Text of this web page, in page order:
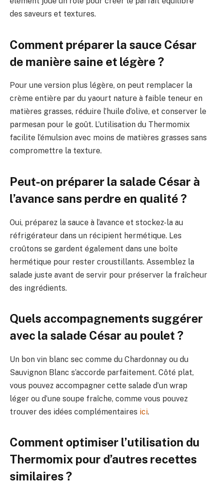
des saveurs et textures.
Comment préparer la sauce César
de manière saine et légère ?
Pour une version plus légère, on peut remplacer la
crème entière par du yaourt nature à faible teneur en
matières grasses, réduire l’huile d’olive, et conserver le
parmesan pour le goût. L’utilisation du Thermomix
facilite l’émulsion avec moins de matières grasses sans
compromettre la texture.
Peut-on préparer la salade César à
l’avance sans perdre en qualité ?
Oui, préparez la sauce à l’avance et stockez-la au
réfrigérateur dans un récipient hermétique. Les
croûtons se gardent également dans une boîte
hermétique pour rester croustillants. Assemblez la
salade juste avant de servir pour préserver la fraîcheur
des ingrédients.
Quels accompagnements suggérer
avec la salade César au poulet ?
Un bon vin blanc sec comme du Chardonnay ou du
Sauvignon Blanc s’accorde parfaitement. Côté plat,
vous pouvez accompagner cette salade d’un wrap
léger ou d’une soupe fraîche, comme vous pouvez
trouver des idées complémentaires ici.
Comment optimiser l’utilisation du
Thermomix pour d’autres recettes
similaires ?